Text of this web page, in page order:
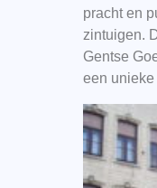
pracht en
zintuigen.
Gentse
een